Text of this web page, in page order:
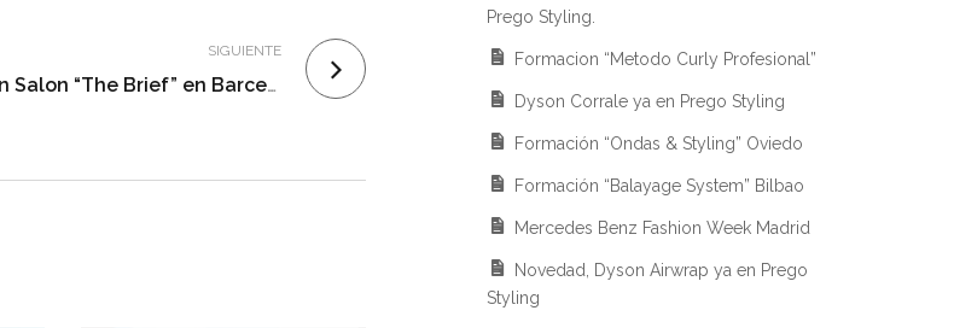
SIGUIENTE
Session Salon “The Brief” en Barcelona
Prego Styling.
Formacion “Metodo Curly Profesional”
Dyson Corrale ya en Prego Styling
Formación “Ondas & Styling” Oviedo
Formación “Balayage System” Bilbao
Mercedes Benz Fashion Week Madrid
Novedad, Dyson Airwrap ya en Prego
Styling